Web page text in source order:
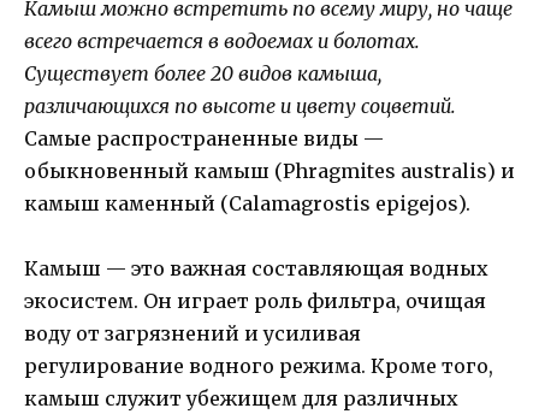
Камыш можно встретить по всему миру, но чаще
всего встречается в водоемах и болотах.
Существует более 20 видов камыша,
различающихся по высоте и цвету соцветий.
Самые распространенные виды —
обыкновенный камыш (Phragmites australis) и
камыш каменный (Calamagrostis epigejos).
Камыш — это важная составляющая водных
экосистем. Он играет роль фильтра, очищая
воду от загрязнений и усиливая
регулирование водного режима. Кроме того,
камыш служит убежищем для различных